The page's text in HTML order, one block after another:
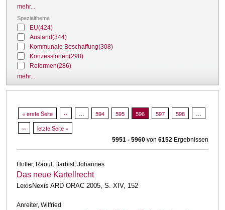
mehr...
Spezialthema
EU(424)
Ausland(344)
Kommunale Beschaffung(308)
Konzessionen(298)
Reformen(286)
mehr...
Seitennummerierung
Erste Seite
« erste Seite Vorherige Seite
‹‹ … Page
594 Page
595 Aktuelle Seite
596 Page
597 Page
598
…
Nächste Seite
›› Letzte Seite
letzte Seite »
5951 - 5960 von 6152 Ergebnissen
Hoffer, Raoul, Barbist, Johannes
Das neue Kartellrecht
LexisNexis ARD ORAC 2005, S. XIV, 152
Anreiter, Wilfried